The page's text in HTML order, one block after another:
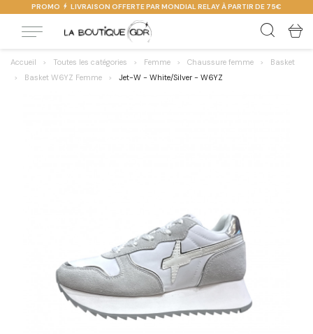
PROMO LIVRAISON OFFERTE PAR MONDIAL RELAY À PARTIR DE 75€
Accueil Toutes les catégories Femme Chaussure femme
Basket
Basket W6YZ Femme
Jet-W - White/Silver - W6YZ